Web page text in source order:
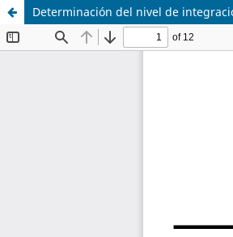
Determinación del nivel de